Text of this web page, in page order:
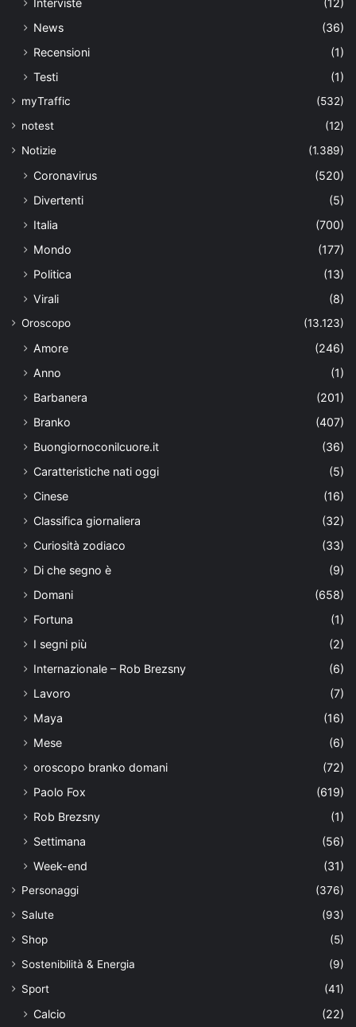
Interviste
(12)
News
(36)
Recensioni
(1)
Testi
(1)
myTraffic
(532)
notest
(12)
Notizie
(1.389)
Coronavirus
(520)
Divertenti
(5)
Italia
(700)
Mondo
(177)
Politica
(13)
Virali
(8)
Oroscopo (13.123)
Amore
(246)
Anno
(1)
Barbanera
(201)
Branko
(407)
Buongiornoconilcuore.it
(36)
Caratteristiche nati oggi
(5)
Cinese
(16)
Classifica giornaliera
(32)
Curiosità zodiaco
(33)
Di che segno è
(9)
Domani
(658)
Fortuna
(1)
I segni più
(2)
Internazionale – Rob Brezsny
(6)
Lavoro
(7)
Maya
(16)
Mese
(6)
oroscopo branko domani
(72)
Paolo Fox
(619)
Rob Brezsny
(1)
Settimana
(56)
Week-end
(31)
Personaggi
(376)
Salute
(93)
Shop
(5)
Sostenibilità & Energia
(9)
Sport
(41)
Calcio
(22)